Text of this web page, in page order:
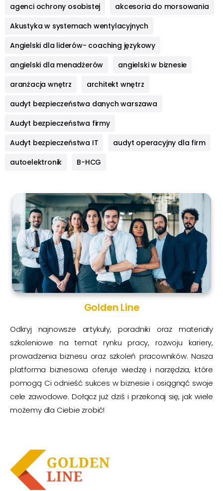
agenci ochrony osobistej
akcesoria do morsowania
Akustyka w systemach wentylacyjnych
Angielski dla liderów- coaching językowy
angielski dla menadżerów
angielski w biznesie
aranżacja wnętrz
architekt wnętrz
audyt bezpieczeństwa danych warszawa
Audyt bezpieczeństwa firmy
Audyt bezpieczeństwa IT
audyt operacyjny dla firm
autoelektronik
B-HCG
Golden Line
Odkryj najnowsze artykuły, poradniki oraz materiały
szkoleniowe na temat rynku pracy, rozwoju kariery,
prowadzenia biznesu oraz szkoleń pracowników. Nasza
platforma biznesowa oferuje wiedzę i narzędzia, które
pomogą Ci odnieść sukces w biznesie i osiągnąć swoje
cele zawodowe. Dołącz już dziś i przekonaj się, jak wiele
możemy dla Ciebie zrobić!